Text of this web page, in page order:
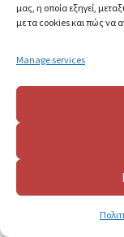
μας, η οποία εξηγεί,
με τα cookies και πώς να
Manage services